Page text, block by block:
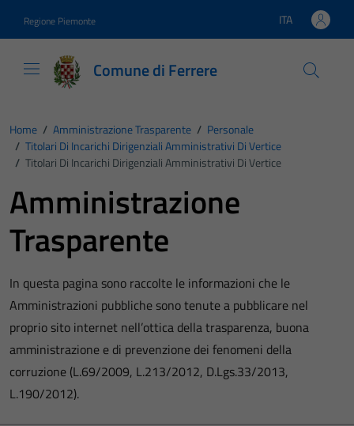
Regione Piemonte Lingua attiva:
ITA
Comune di Ferrere
Home / Amministrazione Trasparente / Personale
/ Titolari Di Incarichi Dirigenziali Amministrativi Di Vertice
/ Titolari Di Incarichi Dirigenziali Amministrativi Di Vertice
Amministrazione
Trasparente
In questa pagina sono raccolte le informazioni che le
Amministrazioni pubbliche sono tenute a pubblicare nel
proprio sito internet nell’ottica della trasparenza, buona
amministrazione e di prevenzione dei fenomeni della
corruzione (L.69/2009, L.213/2012, D.Lgs.33/2013,
L.190/2012).